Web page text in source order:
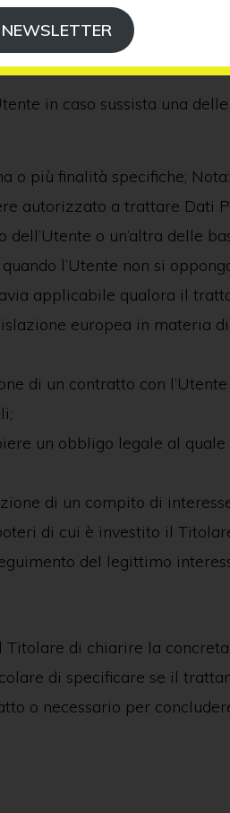
in caso sussista una
o più finalità specifiche;
autorizzato a trattare Dati
o un’altra delle
l’Utente non si
applicabile qualora il
europea in materia di
di un contratto con l’Utente
un obbligo legale al quale
di un compito di
di cui è investito il
del legittimo
di chiarire la
di specificare se il
o necessario per